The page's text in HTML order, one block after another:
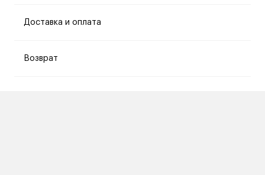
Доставка и оплата
Возврат